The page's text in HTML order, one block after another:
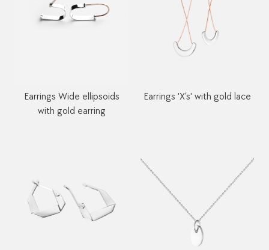
Earrings Wide ellipsoids
with gold earring
Earrings 'X’s' with gold lace